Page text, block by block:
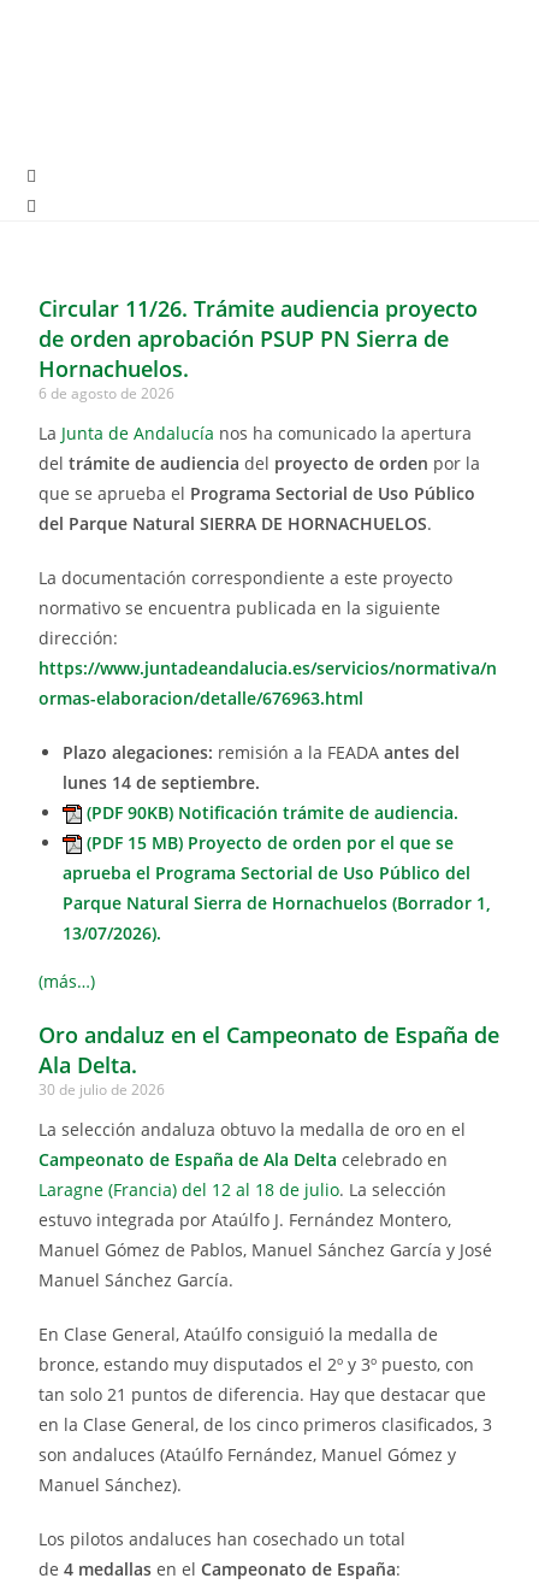
Circular 11/26. Trámite audiencia proyecto
de orden aprobación PSUP PN Sierra de
Hornachuelos.
6 de agosto de 2026
La Junta de Andalucía nos ha comunicado la apertura
deltrámite de audiencia del proyecto de orden por la
que se aprueba el Programa Sectorial de Uso Público
del Parque Natural SIERRA DE HORNACHUELOS.
La documentación correspondiente a este proyecto
normativo se encuentra publicada en la siguiente
dirección:
https://www.juntadeandalucia.es/servicios/normativa/n
ormas-elaboracion/detalle/676963.html
Plazo alegaciones: remisión a la FEADA antes del
lunes 14 de septiembre.
(PDF 90KB) Notificación trámite de audiencia.
(PDF 15 MB) Proyecto de orden por el que se
aprueba el Programa Sectorial de Uso Público del
Parque Natural Sierra de Hornachuelos (Borrador 1,
13/07/2026).
(más…)
Oro andaluz en el Campeonato de España de
Ala Delta.
30 de julio de 2026
La selección andaluza obtuvo la medalla de oro en el
Campeonato de España de Ala Delta celebrado en
Laragne (Francia) del 12 al 18 de julio. La selección
estuvo integrada por Ataúlfo J. Fernández Montero,
Manuel Gómez de Pablos, Manuel Sánchez García y José
Manuel Sánchez García.
En Clase General, Ataúlfo consiguió la medalla de
bronce, estando muy disputados el 2º y 3º puesto, con
tan solo 21 puntos de diferencia. Hay que destacar que
en la Clase General, de los cinco primeros clasificados, 3
son andaluces (Ataúlfo Fernández, Manuel Gómez y
Manuel Sánchez).
Los pilotos andaluces han cosechado un total
de4 medallas en elCampeonato de España: